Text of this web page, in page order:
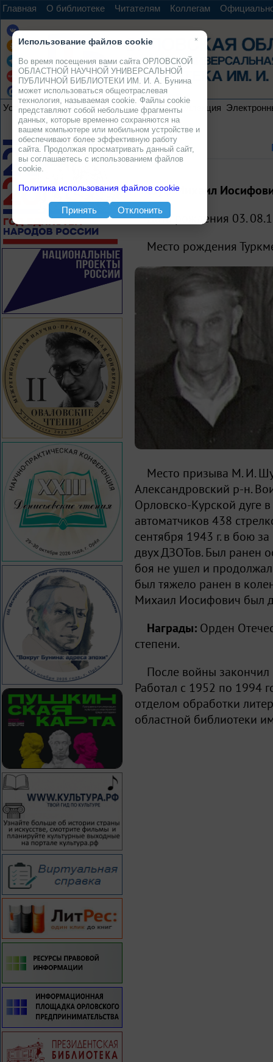
Главная О библиотеке Читателям Коллегам
Услуги Ресурсы Проекты Электронная коллекция
Шуф Михаил
Дата рождения 03.
Место рождения
Место призыва М. И.
Александровский р-н.
Орловско-Курской дуге
автоматчиков 438
сентября 1943 г. в бою
двух ДЗОТов. Был ранен
боя не ушел и продолжал
был тяжело ранен в
Михаил Иосифович был
Награды: Орден
степени.
После войны закончил
Работал с 1952 по 1994
отделом обработки
областной библиотеки
×
Использование файлов cookie
Во время посещения вами сайта ОРЛОВСКОЙ
ОБЛАСТНОЙ НАУЧНОЙ УНИВЕРСАЛЬНОЙ
ПУБЛИЧНОЙ БИБЛИОТЕКИ ИМ. И. А. Бунина
может использоваться общеотраслевая
технология, называемая cookie. Файлы cookie
представляют собой небольшие фрагменты
данных, которые временно сохраняются на
вашем компьютере или мобильном устройстве и
обеспечивают более эффективную работу
сайта. Продолжая просматривать данный сайт,
вы соглашаетесь с использованием файлов
cookie.
Политика использования файлов cookie
Принять Отклонить